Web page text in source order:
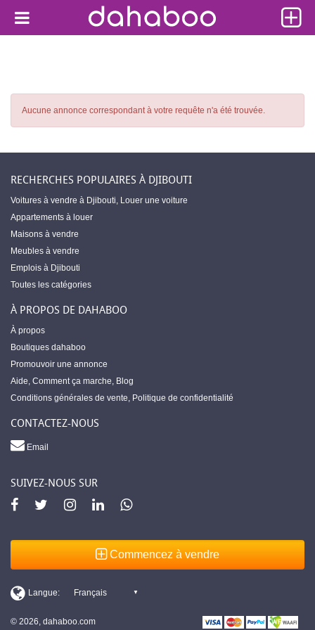
Aucune annonce correspondant à votre requête n'a été trouvée.
RECHERCHES POPULAIRES À DJIBOUTI
Voitures à vendre à Djibouti, Louer une voiture
Appartements à louer
Maisons à vendre
Meubles à vendre
Emplois à Djibouti
Toutes les catégories
À PROPOS DE DAHABOO
À propos
Boutiques dahaboo
Promouvoir une annonce
Aide, Comment ça marche, Blog
Conditions générales de vente, Politique de confidentialité
CONTACTEZ-NOUS
Email
SUIVEZ-NOUS SUR
Commencez à vendre
© 2026, dahaboo.com